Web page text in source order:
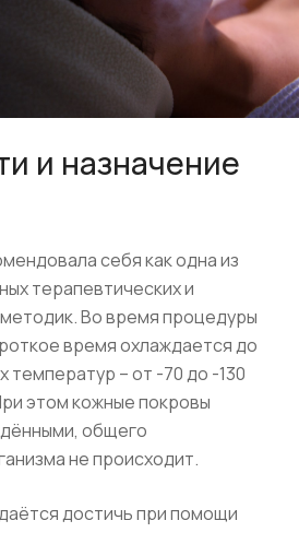
и назначение
себя как одна из
терапевтических и
Во время процедуры
время охлаждается до
температур – от -70 до -130
этом кожные покровы
общего
не происходит.
достичь при помощи